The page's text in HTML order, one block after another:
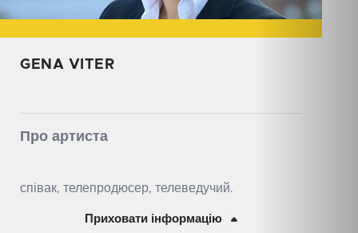
GENA VITER
Про артиста
співак, телепродюсер, телеведучий.
Приховати інформацію